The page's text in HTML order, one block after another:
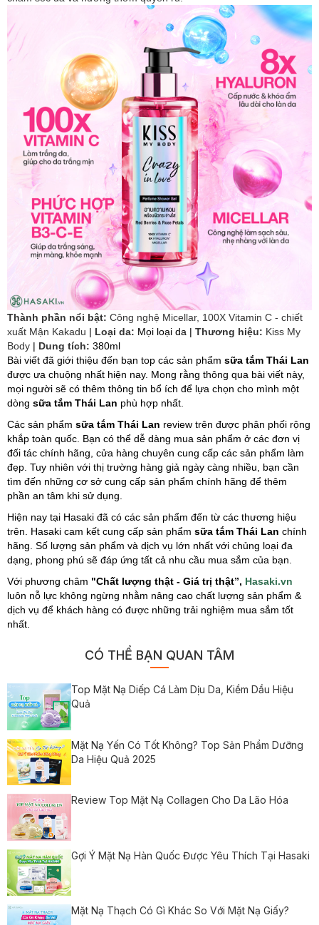
Thành phần nổi bật: Công nghệ Micellar, 100X Vitamin C - chiết
xuất Mận Kakadu | Loại da: Mọi loại da | Thương hiệu: Kiss My
Body | Dung tích: 380ml
Bài viết đã giới thiệu đến bạn top các sản phẩm sữa tắm Thái Lan
được ưa chuộng nhất hiện nay. Mong rằng thông qua bài viết này,
mọi người sẽ có thêm thông tin bổ ích để lựa chọn cho mình một
dòng sữa tắm Thái Lan phù hợp nhất.
Các sản phẩm sữa tắm Thái Lan review trên được phân phối rộng
khắp toàn quốc. Bạn có thể dễ dàng mua sản phẩm ở các đơn vị
đối tác chính hãng, cửa hàng chuyên cung cấp các sản phẩm làm
đẹp. Tuy nhiên với thị trường hàng giả ngày càng nhiều, bạn cần
tìm đến những cơ sở cung cấp sản phẩm chính hãng để thêm
phần an tâm khi sử dụng.
Hiện nay tại Hasaki đã có các sản phẩm đến từ các thương hiệu
trên. Hasaki cam kết cung cấp sản phẩm sữa tắm Thái Lan chính
hãng. Số lượng sản phẩm và dịch vụ lớn nhất với chủng loại đa
dạng, phong phú sẽ đáp ứng tất cả nhu cầu mua sắm của bạn.
Với phương châm "Chất lượng thật - Giá trị thật”, Hasaki.vn
luôn nỗ lực không ngừng nhằm nâng cao chất lượng sản phẩm &
dịch vụ để khách hàng có được những trải nghiệm mua sắm tốt
nhất.
CÓ THỂ BẠN QUAN TÂM
Top Mặt Nạ Diếp Cá Làm Dịu Da, Kiềm Dầu Hiệu
Quả
Mặt Nạ Yến Có Tốt Không? Top Sản Phẩm Dưỡng
Da Hiệu Quả 2025
Review Top Mặt Nạ Collagen Cho Da Lão Hóa
Gợi Ý Mặt Nạ Hàn Quốc Được Yêu Thích Tại Hasaki
Mặt Nạ Thạch Có Gì Khác So Với Mặt Nạ Giấy?